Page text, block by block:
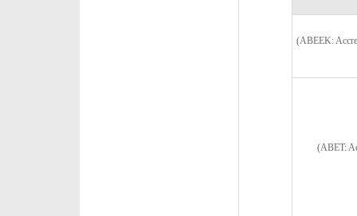
(ABEEK:
(ABET: